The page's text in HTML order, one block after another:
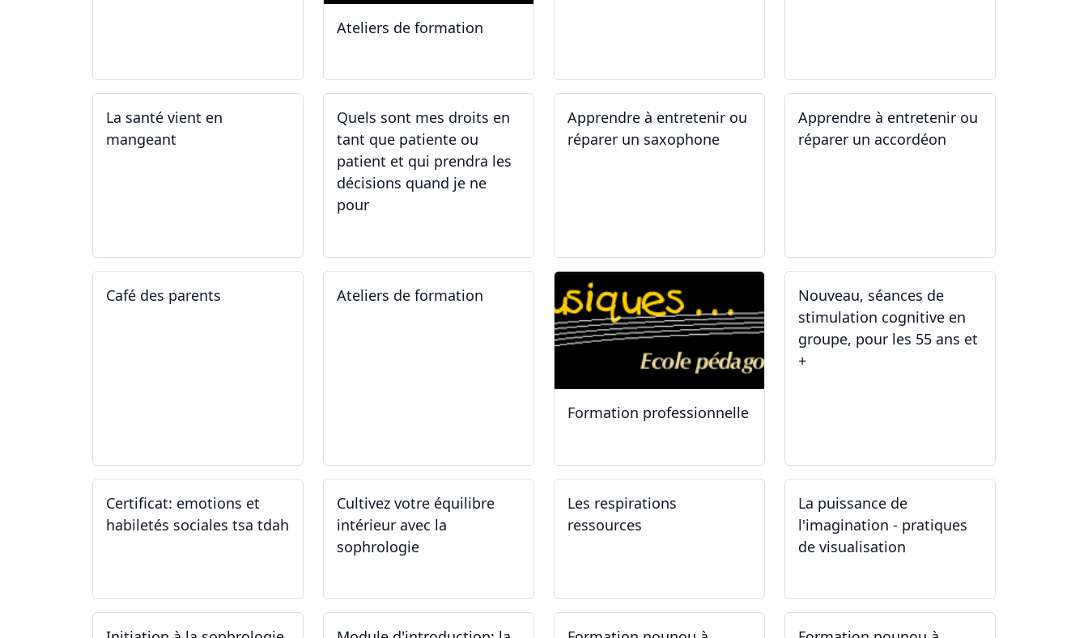
Ateliers de formation
La santé vient en
mangeant
Quels sont mes droits en
tant que patiente ou
patient et qui prendra les
décisions quand je ne
pour
Apprendre à entretenir ou
réparer un saxophone
Apprendre à entretenir ou
réparer un accordéon
Café des parents Ateliers de formation
Formation professionnelle
Nouveau, séances de
stimulation cognitive en
groupe, pour les 55 ans et
+
Certificat: emotions et
habiletés sociales tsa tdah
Cultivez votre équilibre
intérieur avec la
sophrologie
Les respirations
ressources
La puissance de
l'imagination - pratiques
de visualisation